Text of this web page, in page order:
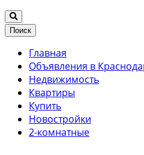
Поиск
Главная
Объявления в
Недвижимость
Квартиры
Купить
Новостройки
2-комнатные